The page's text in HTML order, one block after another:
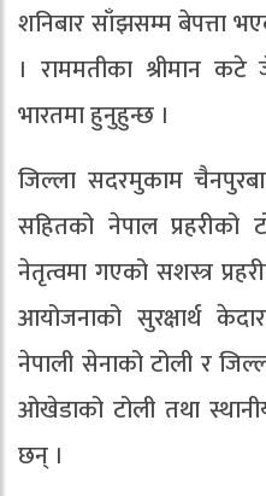
शनिबार साँझसम्म बेपत्ता
। राममतीका श्रीमान कटे
भारतमा हुनुहुन्छ ।
जिल्ला सदरमुकाम
सहितको नेपाल
नेतृत्वमा गएको सशस्त्र
आयोजनाको सुरक्षार्थ
नेपाली सेनाको टोली र
ओखेडाको टोली तथा
छन् ।